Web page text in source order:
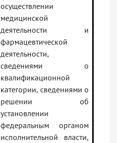
осуществлении
медицинской
деятельности и
фармацевтической
деятельности,
сведениями о
квалификационной
категории, сведениями о
решении об
установлении
федеральным органом
исполнительной власти,